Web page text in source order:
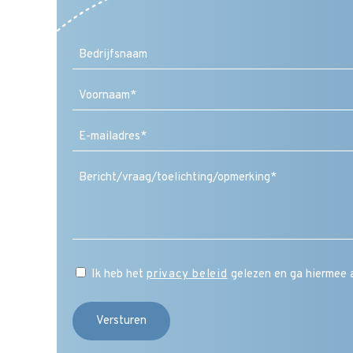
Ik heb het privacy beleidgelezen en ga hiermee